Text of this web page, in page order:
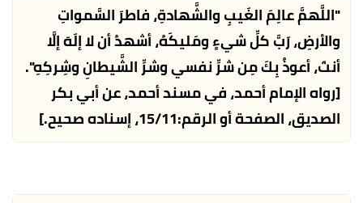
"اللَّهمَّ عالِمَ الغَيبِ والشَّهادةِ، فاطرَ السَّمواتِ
والأرضِ، رَبَّ كلِّ شيءٍ ومَليكَهُ، أشهدُ أن لا إلَهَ إلَّا
أنتَ، أعوذُ بِكَ مِن شرِّ نفسي وشرِّ الشَّيطانِ وشِركِهِ".
[رواه الإمام أحمد، في مسند أحمد، عن أبي بكر
الصديق، الصفحة أو الرقم:15/11، إسناده صحيح.]